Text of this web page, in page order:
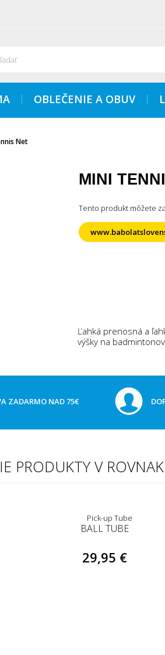
OBLEČENIE A OBUV
Net
MINI
Tento produkt môžete
Ľahká prenosná a
výšky na
ZADARMO NAD 75€
PRODUKTY V
BALL TUBE
29,95 €